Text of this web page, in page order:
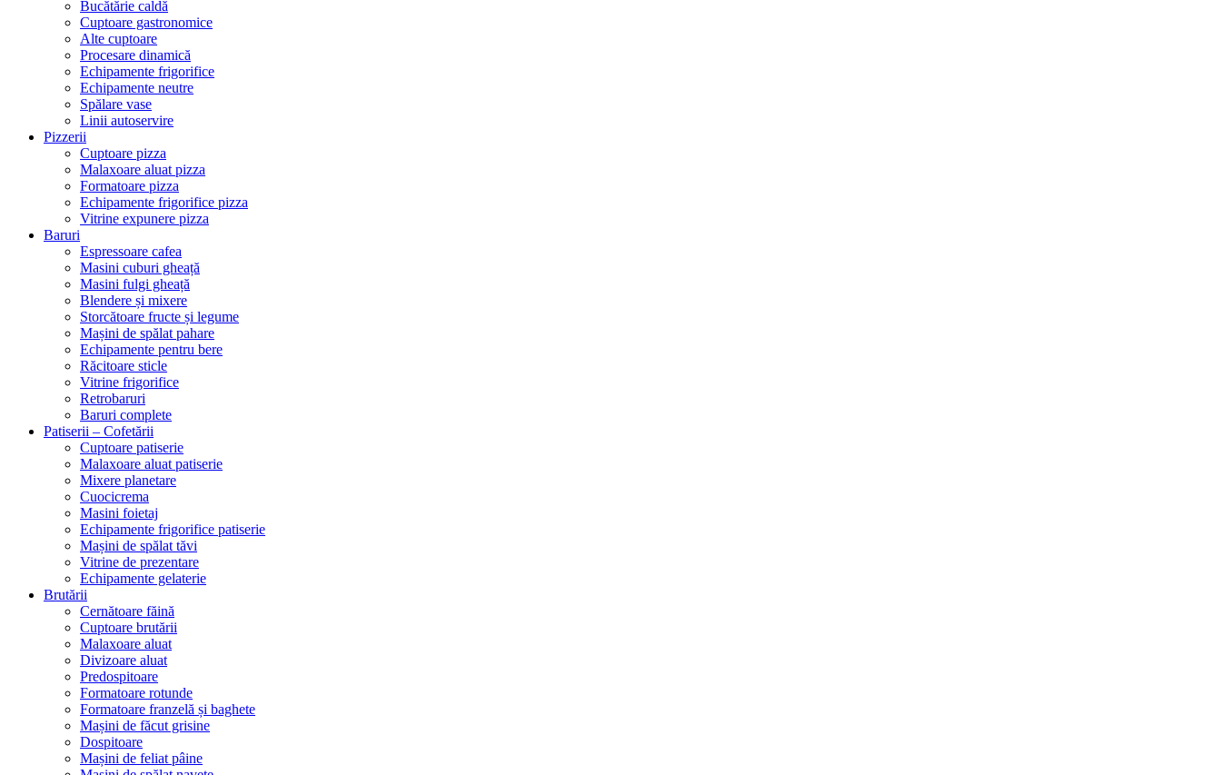
Bucătărie caldă
Cuptoare gastronomice
Alte cuptoare
Procesare dinamică
Echipamente frigorifice
Echipamente neutre
Spălare vase
Linii autoservire
Pizzerii
Cuptoare pizza
Malaxoare aluat pizza
Formatoare pizza
Echipamente frigorifice pizza
Vitrine expunere pizza
Baruri
Espressoare cafea
Masini cuburi gheață
Masini fulgi gheață
Blendere și mixere
Storcătoare fructe și legume
Mașini de spălat pahare
Echipamente pentru bere
Răcitoare sticle
Vitrine frigorifice
Retrobaruri
Baruri complete
Patiserii – Cofetării
Cuptoare patiserie
Malaxoare aluat patiserie
Mixere planetare
Cuocicrema
Masini foietaj
Echipamente frigorifice patiserie
Mașini de spălat tăvi
Vitrine de prezentare
Echipamente gelaterie
Brutării
Cernătoare făină
Cuptoare brutării
Malaxoare aluat
Divizoare aluat
Predospitoare
Formatoare rotunde
Formatoare franzelă și baghete
Mașini de făcut grisine
Dospitoare
Mașini de feliat pâine